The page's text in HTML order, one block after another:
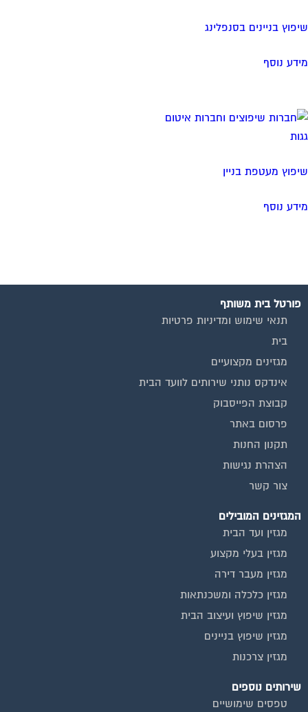
שיפוץ בניינים בסנפלינג
מידע נוסף
שיפוץ מעטפת בניין
מידע נוסף
פורטל בית משותף
תנאי שימוש ומדיניות פרטיות
בית
מגזינים מקצועיים
אינדקס נותני שירותים לוועד הבית
קבוצת הפייסבוק
פרסום באתר
תקנון החנות
הצהרת נגישות
צור קשר
המגזינים המובילים
מגזין ועד הבית
מגזין בעלי מקצוע
מגזין מעבר דירה
מגזין כלכלה ומשכנתאות
מגזין שיפוץ ועיצוב הבית
מגזין שיפוץ בניינים
מגזין צרכנות
שירותים נוספים
טפסים שימושיים